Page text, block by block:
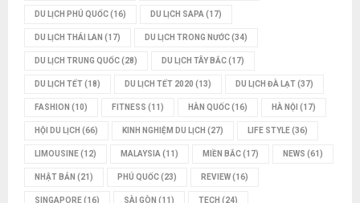
DU LỊCH PHÚ QUỐC(16) DU LỊCH SAPA (17)
DU LỊCH THÁI LAN (17) DU LỊCH TRONG NƯỚC(34)
DU LỊCH TRUNG QUỐC(28) DU LỊCH TÂY BẮC(17)
DU LỊCH TẾT(18) DU LỊCH TẾT 2020 (13) DU LỊCH ĐÀ LẠT(37)
FASHION (10) FITNESS (11) HÀN QUỐC(16) HÀ NỘI (17)
HỘI DU LỊCH (66) KINH NGHIỆM DU LỊCH (27) LIFE STYLE(36)
LIMOUSINE(12) MALAYSIA (11) MIỀN BẮC(17) NEWS (61)
NHẬT BẢN (21) PHÚ QUỐC(23) REVIEW(16)
SINGAPORE(16) SÀI GÒN (11) TECH (24)